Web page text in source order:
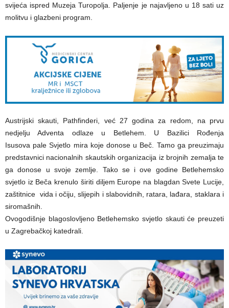
svijeća ispred Muzeja Turopolja. Paljenje je najavljeno u 18 sati uz
molitvu i glazbeni program.
Austrijski skauti, Pathfinderi, već 27 godina za redom, na prvu
nedjelju Adventa odlaze u Betlehem. U Bazilici Rođenja
Isusova pale Svjetlo mira koje donose u Beč. Tamo ga preuzimaju
predstavnici nacionalnih skautskih organizacija iz brojnih zemalja te
ga donose u svoje zemlje. Tako se i ove godine Betlehemsko
svjetlo iz Beča krenulo širiti diljem Europe na blagdan Svete Lucije,
zaštitnice vida i očiju, slijepih i slabovidnih, ratara, lađara, staklara i
siromašnih.
Ovogodišnje blagoslovljeno Betlehemsko svjetlo skauti će preuzeti
u Zagrebačkoj katedrali.